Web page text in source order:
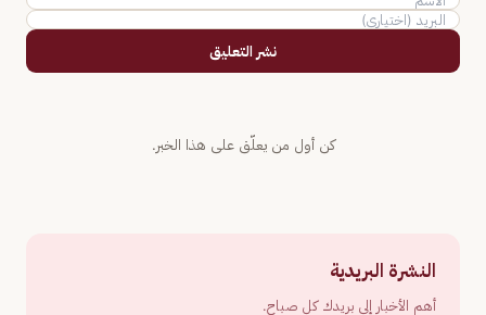
نشر التعليق
كن أول من يعلّق على هذا الخبر.
النشرة البريدية
أهم الأخبار إلى بريدك كل صباح.